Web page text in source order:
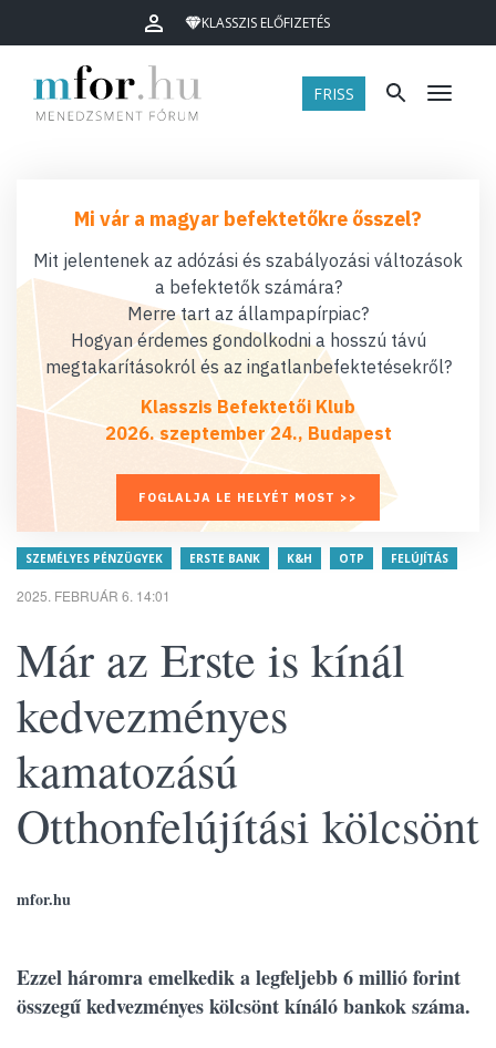
KLASSZIS ELŐFIZETÉS
FRISS Menü
Mi vár a magyar befektetőkre ősszel?
Mit jelentenek az adózási és szabályozási változások
a befektetők számára?
Merre tart az állampapírpiac?
Hogyan érdemes gondolkodni a hosszú távú
megtakarításokról és az ingatlanbefektetésekről?
Klasszis Befektetői Klub
2026. szeptember 24., Budapest
FOGLALJA LE HELYÉT MOST >>
SZEMÉLYES PÉNZÜGYEK ERSTE BANK K&H OTP FELÚJÍTÁS
2025. FEBRUÁR 6. 14:01
Már az Erste is kínál
kedvezményes
kamatozású
Otthonfelújítási kölcsönt
mfor.hu
Ezzel háromra emelkedik a legfeljebb 6 millió forint
összegű kedvezményes kölcsönt kínáló bankok száma.